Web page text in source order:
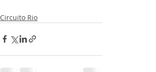
Circuito Rio